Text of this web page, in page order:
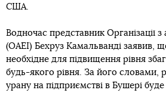
США.
Водночас представник Організації з
(ОАЕІ) Бехруз Камальванді заявив,
необхідне для підвищення рівня
будь-якого рівня. За його словами,
урану на підприємстві в Бушері